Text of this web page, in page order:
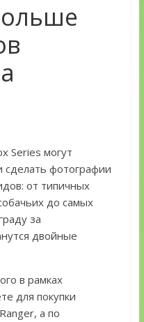
Series могут
сделать фотографии
от типичных
до самых
за
двойные
в рамках
для покупки
а по